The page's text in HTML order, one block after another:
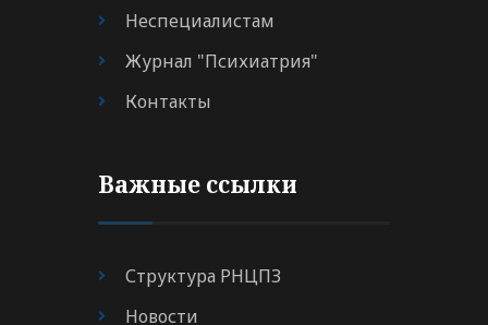
Неспециалистам
Журнал "Психиатрия"
Контакты
Важные ссылки
Структура РНЦПЗ
Новости